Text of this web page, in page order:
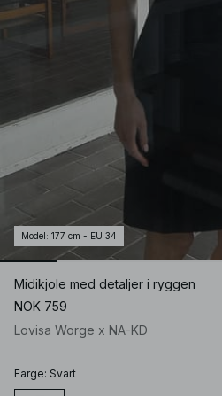
Model : 177 cm - EU 34
Midikjole med detaljer i ryggen
NOK 759
Lovisa Worge x NA-KD
Farge: Svart